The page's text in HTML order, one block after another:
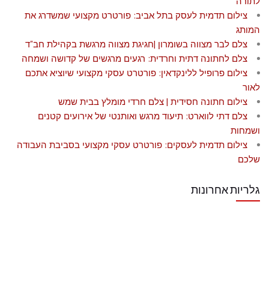
צילום תדמית לעסק בתל אביב: פורטרט מקצועי שמשדרג את
המותג
צלם לבר מצווה בשומרון |חגיגת מצווה מרגשת בקהילת חב"ד
צלם לחתונה דתית וחרדית: רגעים מרגשים של קדושה ושמחה
צילום פרופיל ללינקדאין: פורטרט עסקי מקצועי שיוציא אתכם
לאור
צילום חתונה חסידית | צלם חרדי מומלץ בבית שמש
צלם דתי לווארט: תיעוד מרגש ואותנטי של אירועים קטנים
ושמחות
צילום תדמית לעסקים: פורטרט עסקי מקצועי בסביבת העבודה
שלכם
גלריות אחרונות